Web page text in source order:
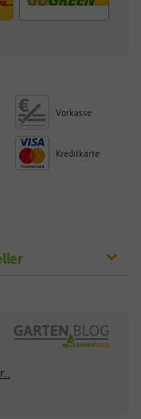
Vorkasse
Kreditkarte
Pots